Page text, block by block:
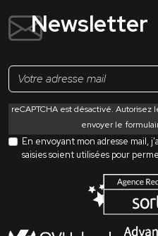
Newsletter
reCAPTCHA est désactivé.
envoyer le
En envoyant mon adresse mail,
saisies soient utilisées pour